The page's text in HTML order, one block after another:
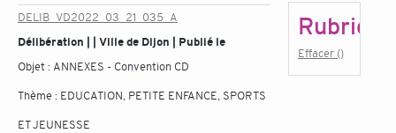
DELIB_VD2022_03_21_035_A
Délibération | | Ville de Dijon | Publié le
Objet : ANNEXES - Convention CD
Thème : EDUCATION, PETITE ENFANCE, SPORTS
ET JEUNESSE
Rubrique
Effacer ()